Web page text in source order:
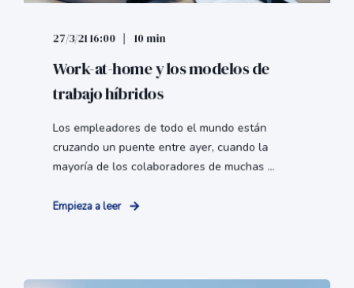
27/3/21 16:00 10 min
Work-at-home y los modelos de
trabajo híbridos
Los empleadores de todo el mundo están
cruzando un puente entre ayer, cuando la
mayoría de los colaboradores de muchas ...
Empieza a leer